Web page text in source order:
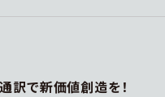
訳で新価値創造を！